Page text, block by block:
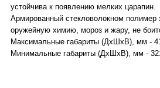
устойчива к появлению мелких царапин.
Армированный стекловолокном полимер
оружейную химию, мороз и жару, не
Максимальные габариты (ДхШхВ), мм -
Минимальные габариты (ДхШхВ), мм -